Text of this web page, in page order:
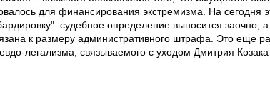
для финансирования экстремизма. На сегодня
судебное определение выносится заочно, а
к размеру административного штрафа. Это еще
легализма, связываемого с уходом Дмитрия Козака